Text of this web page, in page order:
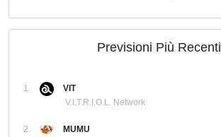
Previsioni Più Recenti
1.
VIT
V.I.T.R.I.O.L. Network
2.
MUMU